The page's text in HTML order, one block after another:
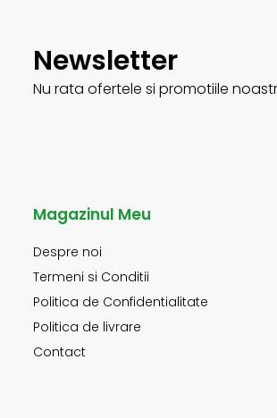
Newsletter
Nu rata ofertele si promotiile
Magazinul Meu
Despre noi
Termeni si Conditii
Politica de Confidentialitate
Politica de livrare
Contact